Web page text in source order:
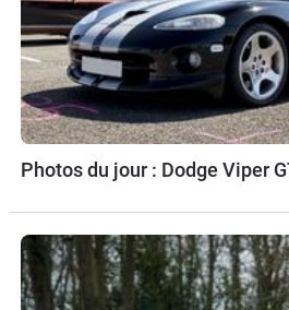
Photos du jour : Dodge Viper